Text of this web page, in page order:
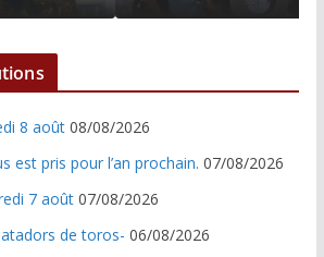
8 août 08/08/2026
est pris pour l’an prochain. 07/08/2026
7 août 07/08/2026
de toros- 06/08/2026